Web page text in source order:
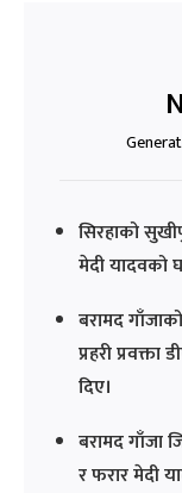
सिरहाको
मेदी यादवको
बरामद
प्रहरी
दिए।
बरामद गाँजा
र फरार मेदी